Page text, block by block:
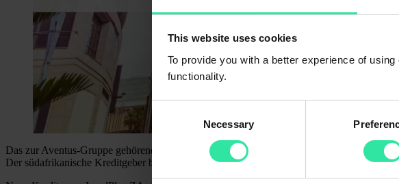
This website uses cookies
To provide you with a better experience of
functionality.
Necessary
Das zur Aventus-Gruppe gehörende Unternehmen LendPlus (rechtlicher Name
Der südafrikanische Kreditgeber beschäftigt derzeit 17 Mitarbeiter. Die Webseite des